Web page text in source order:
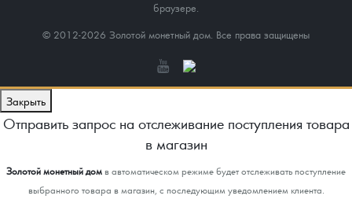
браузере.
© 2012-2026 Золотой монетный дом. Все права защищены
Закрыть
Отправить запрос на отслеживание поступления товара
в магазин
Золотой монетный домв автоматическом режиме будет отслеживать поступление
выбранного товара в магазин, с последующим уведомлением клиента.